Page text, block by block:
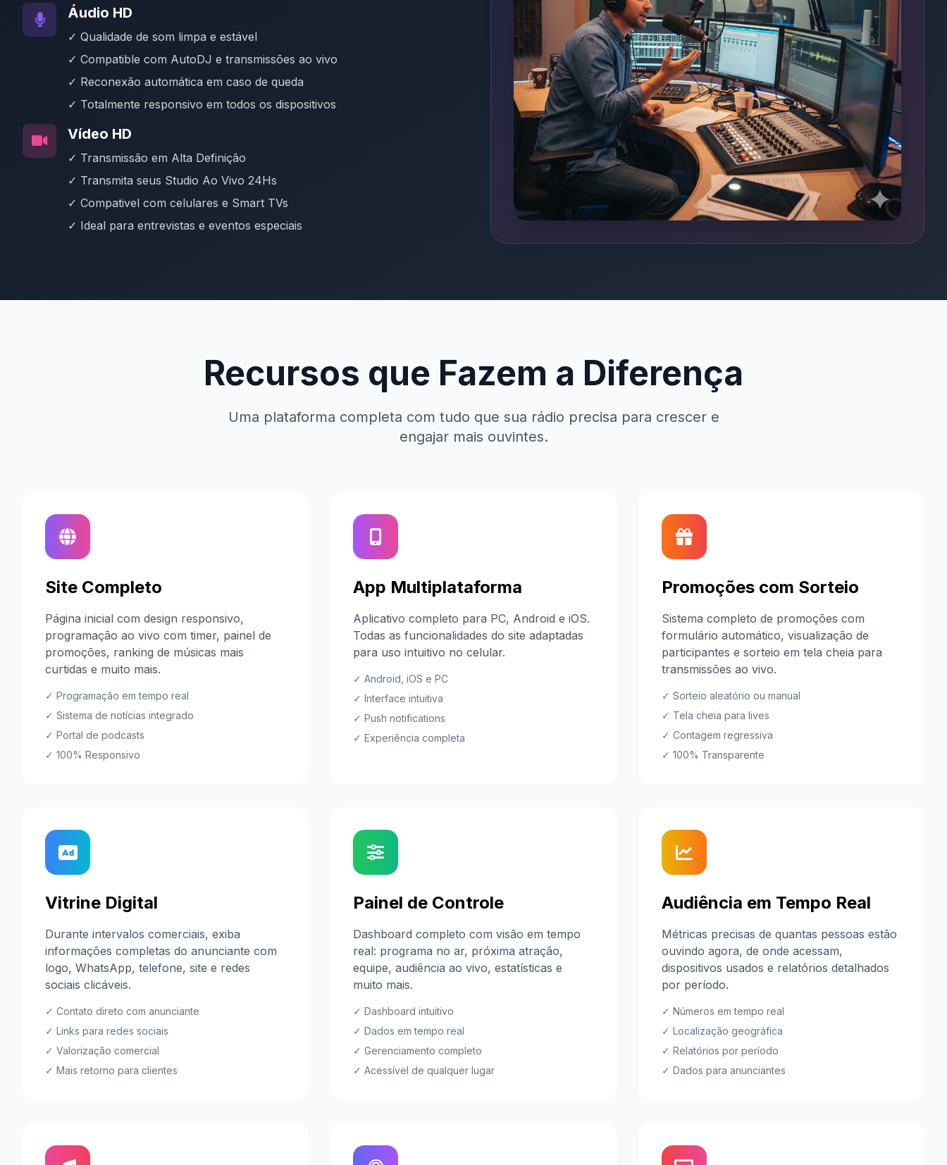
Áudio HD
✓ Qualidade de som limpa e estável
✓ Compatible com AutoDJ e transmissões ao vivo
✓ Reconexão automática em caso de queda
✓ Totalmente responsivo em todos os dispositivos
Vídeo HD
✓ Transmissão em Alta Definição
✓ Transmita seus Studio Ao Vivo 24Hs
✓ Compativel com celulares e Smart TVs
✓ Ideal para entrevistas e eventos especiais
Recursos que Fazem a Diferença
Uma plataforma completa com tudo que sua rádio precisa para crescer e
engajar mais ouvintes.
Site Completo
Página inicial com design responsivo,
programação ao vivo com timer, painel de
promoções, ranking de músicas mais
curtidas e muito mais.
✓ Programação em tempo real
✓ Sistema de notícias integrado
✓ Portal de podcasts
✓ 100% Responsivo
App Multiplataforma
Aplicativo completo para PC, Android e iOS.
Todas as funcionalidades do site adaptadas
para uso intuitivo no celular.
✓ Android, iOS e PC
✓ Interface intuitiva
✓ Push notifications
✓ Experiência completa
Promoções com Sorteio
Sistema completo de promoções com
formulário automático, visualização de
participantes e sorteio em tela cheia para
transmissões ao vivo.
✓ Sorteio aleatório ou manual
✓ Tela cheia para lives
✓ Contagem regressiva
✓ 100% Transparente
Vitrine Digital
Durante intervalos comerciais, exiba
informações completas do anunciante com
logo, WhatsApp, telefone, site e redes
sociais clicáveis.
✓ Contato direto com anunciante
✓ Links para redes sociais
✓ Valorização comercial
✓ Mais retorno para clientes
Painel de Controle
Dashboard completo com visão em tempo
real: programa no ar, próxima atração,
equipe, audiência ao vivo, estatísticas e
muito mais.
✓ Dashboard intuitivo
✓ Dados em tempo real
✓ Gerenciamento completo
✓ Acessível de qualquer lugar
Audiência em Tempo Real
Métricas precisas de quantas pessoas estão
ouvindo agora, de onde acessam,
dispositivos usados e relatórios detalhados
por período.
✓ Números em tempo real
✓ Localização geográfica
✓ Relatórios por período
✓ Dados para anunciantes